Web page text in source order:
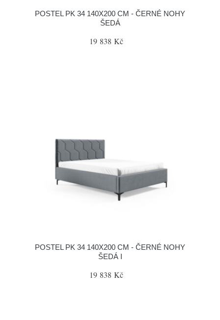
POSTEL PK 34 140X200 CM - ČERNÉ NOHY
ŠEDÁ
19 838 Kč
POSTEL PK 34 140X200 CM - ČERNÉ NOHY
ŠEDÁ I
19 838 Kč